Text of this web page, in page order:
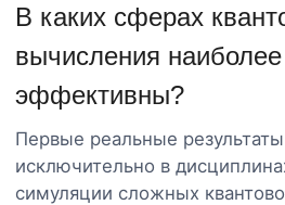
В каких сферах
вычисления наиболее
эффективны?
Первые реальные
исключительно в
симуляции сложных